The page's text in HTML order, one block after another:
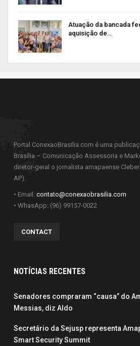
Atuação da bancada
aquisição de…
Portal ConexaoBrasilia.com é uma
Brasília – Comunicação Assessoria e
diretor-geral o jornalista amapaense
AP).
• Email: contato@conexaobrasilia.com
• WhasApp: (96) 99157-0022
CONTACT
NOTÍCIAS RECENTES
Senadores compraram “causa” do
Messias, diz Aldo
Secretário da Sejusp representa
Smart Security Summit